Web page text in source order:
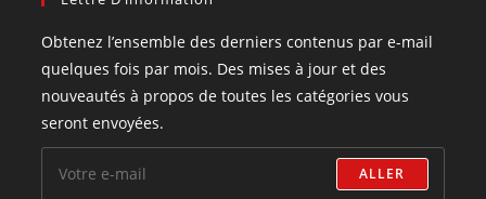
Obtenez l’ensemble des derniers contenus par e-mail
quelques fois par mois. Des mises à jour et des
nouveautés à propos de toutes les catégories vous
seront envoyées.
ALLER